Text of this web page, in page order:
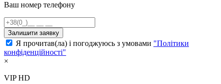
Ваш номер телефону
Залишити заявку
Я прочитав(ла) і погоджуюсь з умовами "Політики
конфіденційності"
×
VIP HD